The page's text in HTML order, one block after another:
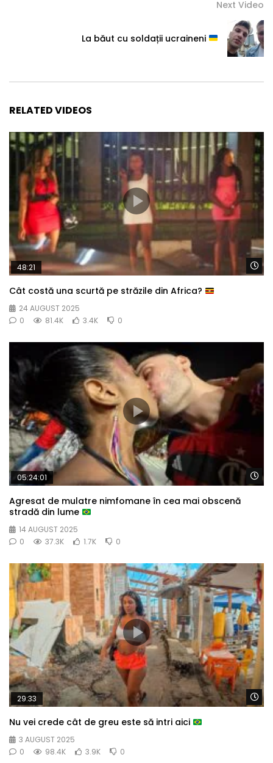
Next Video
La băut cu soldații ucraineni
RELATED VIDEOS
48:21
Cât costă una scurtă pe străzile din Africa?
24 AUGUST 2025
0
81.4K 3.4K 0
05:24:01
Agresat de mulatre nimfomane în cea mai obscenă
stradă din lume
14 AUGUST 2025
0
37.3K 1.7K 0
29:33
Nu vei crede cât de greu este să intri aici
3 AUGUST 2025
0
98.4K 3.9K 0